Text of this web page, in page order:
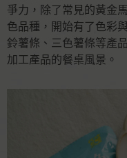
爭力，除了常見的黃金
色品種，開始有了色彩
鈴薯條、三色薯條等產
加工產品的餐桌風景。